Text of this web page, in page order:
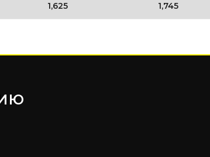
1,625 1,745